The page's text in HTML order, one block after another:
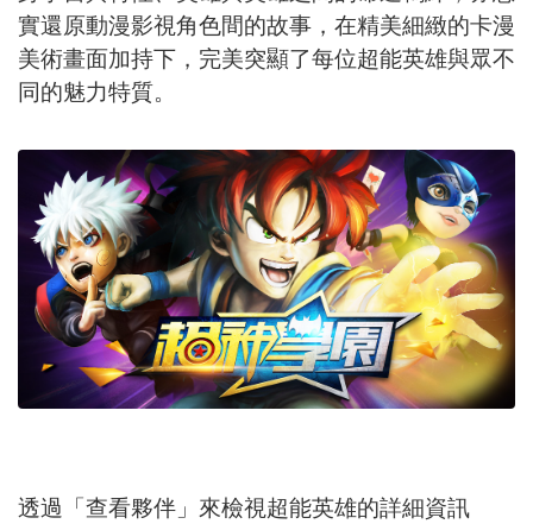
實還原動漫影視角色間的故事，在精美細緻的卡漫
美術畫面加持下，完美突顯了每位超能英雄與眾不
同的魅力特質。
透過「查看夥伴」來檢視超能英雄的詳細資訊